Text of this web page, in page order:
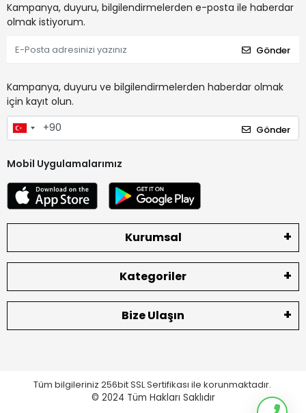
Kampanya, duyuru, bilgilendirmelerden e-posta ile haberdar
olmak istiyorum.
Gönder
Kampanya, duyuru ve bilgilendirmelerden haberdar olmak
için kayıt olun.
Gönder
Mobil Uygulamalarımız
Kurumsal
Kategoriler
Bize Ulaşın
Tüm bilgileriniz 256bit SSL Sertifikası ile korunmaktadır.
© 2024 Tüm Hakları Saklıdır